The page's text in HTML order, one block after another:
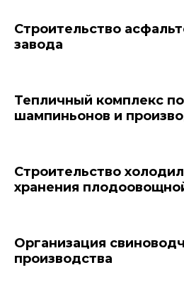
Строительство
завода
Тепличный комплекс
шампиньонов и
Строительство
хранения
Организация
производства